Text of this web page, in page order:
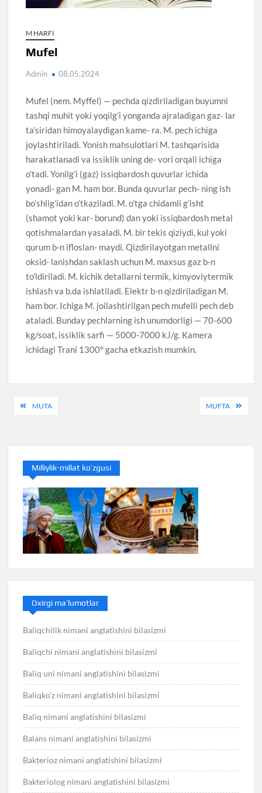
M HARFI
Mufel
Admin 08.05.2024
Mufel (nem. Myffel) — pechda qizdiriladigan buyumni
tashqi muhit yoki yoqilg’i yonganda ajraladigan gaz- lar
ta’siridan himoyalaydigan kame- ra. M. pech ichiga
joylashtiriladi. Yonish mahsulotlari M. tashqarisida
harakatlanadi va issiklik uning de- vori orqali ichiga
o’tadi. Yonilg’i (gaz) issiqbardosh quvurlar ichida
yonadi- gan M. ham bor. Bunda quvurlar pech- ning ish
bo’shlig’idan o’tkaziladi. M. o’tga chidamli g’isht
(shamot yoki kar- borund) dan yoki issiqbardosh metal
qotishmalardan yasaladi. M. bir tekis qiziydi, kul yoki
qurum b-n ifloslan- maydi. Qizdirilayotgan metallni
oksid- lanishdan saklash uchun M. maxsus gaz b-n
to’ldiriladi. M. kichik detallarni termik, kimyoviytermik
ishlash va b.da ishlatiladi. Elektr b-n qizdiriladigan M.
ham bor. Ichiga M. joilashtirilgan pech mufelli pech deb
ataladi. Bunday pechlarning ish unumdorligi — 70-600
kg/soat, issiklik sarfi — 5000-7000 kJ/g. Kamera
ichidagi Trani 1300° gacha etkazish mumkin.
PostMUTA MUFTA
Milliylik-millat ko’zgusi
Oxirgi ma’lumotlar
Baliqchilik nimani anglatishini bilasizmi
Baliqchi nimani anglatishini bilasizmi
Baliq uni nimani anglatishini bilasizmi
Baliqko’z nimani anglatishini bilasizmi
Baliq nimani anglatishini bilasizmi
Balans nimani anglatishini bilasizmi
Bakterioz nimani anglatishini bilasizmi
Bakteriolog nimani anglatishini bilasizmi